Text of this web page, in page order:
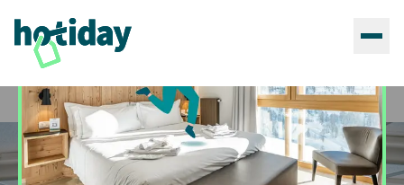
Home Hotels Hotiday Gallipoli Zentrum